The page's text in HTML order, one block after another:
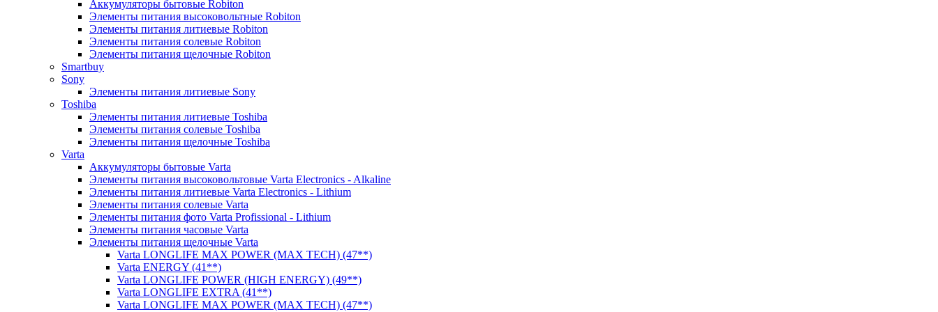
Аккумуляторы бытовые Robiton
Элементы питания высоковольтные Robiton
Элементы питания литиевые Robiton
Элементы питания солевые Robiton
Элементы питания щелочные Robiton
Smartbuy
Sony
Элементы питания литиевые Sony
Toshiba
Элементы питания литиевые Toshiba
Элементы питания солевые Toshiba
Элементы питания щелочные Toshiba
Varta
Аккумуляторы бытовые Varta
Элементы питания высоковольтовые Varta Electronics - Alkaline
Элементы питания литиевые Varta Electronics - Lithium
Элементы питания солевые Varta
Элементы питания фото Varta Profissional - Lithium
Элементы питания часовые Varta
Элементы питания щелочные Varta
Varta LONGLIFE MAX POWER (MAX TECH) (47**)
Varta ENERGY (41**)
Varta LONGLIFE POWER (HIGH ENERGY) (49**)
Varta LONGLIFE EXTRA (41**)
Varta LONGLIFE MAX POWER (MAX TECH) (47**)